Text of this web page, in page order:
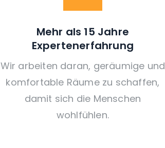
Mehr als 15 Jahre
Expertenerfahrung
Wir arbeiten daran, geräumige und
komfortable Räume zu schaffen,
damit sich die Menschen
wohlfühlen.